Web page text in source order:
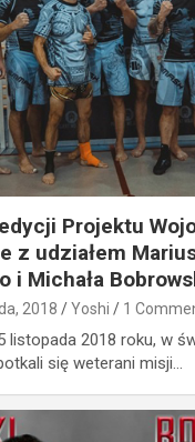
Projektu
z udziałem
i Michała
2018 Yoshi 1
listopada 2018 roku, w
się weterani misji…